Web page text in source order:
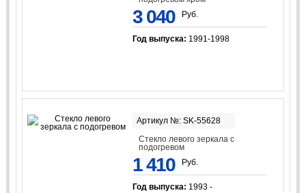
3 040 Руб.
Год выпуска: 1991-1998
Артикул №: SK-55628
Стекло левого зеркала с
подогревом
1 410 Руб.
Год выпуска: 1993 -